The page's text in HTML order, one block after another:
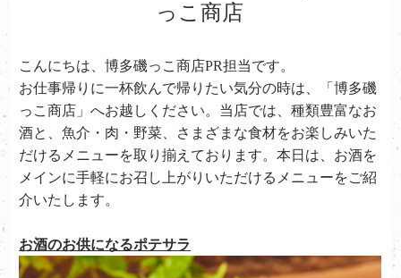
っこ商店
こんにちは、博多磯っこ商店PR担当です。
お仕事帰りに一杯飲んで帰りたい気分の時は、「博多磯
っこ商店」へお越しください。当店では、種類豊富なお
酒と、魚介・肉・野菜、さまざまな食材をお楽しみいた
だけるメニューを取り揃えております。本日は、お酒を
メインに手軽にお召し上がりいただけるメニューをご紹
介いたします。
お酒のお供になるポテサラ